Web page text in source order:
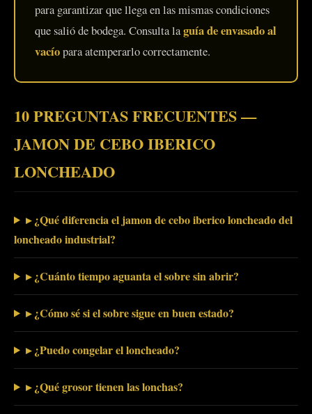
para garantizar que llega en las mismas condiciones
que salió de bodega. Consulta laguía de envasado al
vacíopara atemperarlo correctamente.
10 PREGUNTAS FRECUENTES —
JAMON DE CEBO IBERICO
LONCHEADO
▸ ¿Qué diferencia el jamon de cebo iberico loncheado del
loncheado industrial?
▸ ¿Cuánto tiempo aguanta el sobre sin abrir?
▸ ¿Cómo sé si el sobre sigue en buen estado?
▸ ¿Puedo congelar el loncheado?
▸ ¿Qué grosor tienen las lonchas?